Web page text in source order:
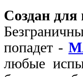
Создан
попадет -
любые